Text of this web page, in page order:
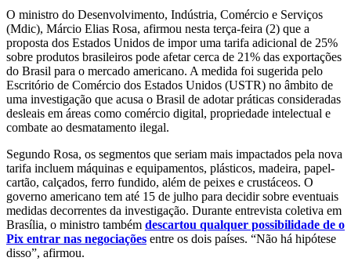
O ministro do Desenvolvimento, Indústria, Comércio e Serviços
(Mdic), Márcio Elias Rosa, afirmou nesta terça-feira (2) que a
proposta dos Estados Unidos de impor uma tarifa adicional de 25%
sobre produtos brasileiros pode afetar cerca de 21% das exportações
do Brasil para o mercado americano. A medida foi sugerida pelo
Escritório de Comércio dos Estados Unidos (USTR) no âmbito de
uma investigação que acusa o Brasil de adotar práticas consideradas
desleais em áreas como comércio digital, propriedade intelectual e
combate ao desmatamento ilegal.
Segundo Rosa, os segmentos que seriam mais impactados pela nova
tarifa incluem máquinas e equipamentos, plásticos, madeira, papel-
cartão, calçados, ferro fundido, além de peixes e crustáceos. O
governo americano tem até 15 de julho para decidir sobre eventuais
medidas decorrentes da investigação. Durante entrevista coletiva em
Brasília, o ministro também descartou qualquer possibilidade de o
Pix entrar nas negociações entre os dois países. “Não há hipótese
disso”, afirmou.